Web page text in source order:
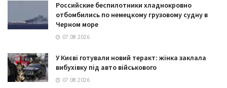
Российские беспилотники хладнокровно
отбомбились по немецкому грузовому судну в
Черном море
07.08.2026
У Києві готували новий теракт: жінка заклала
вибухівку під авто військового
07.08.2026